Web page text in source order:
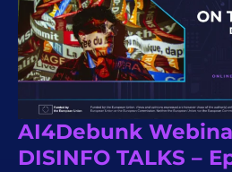
AI4Debunk
DISINFO TALKS –